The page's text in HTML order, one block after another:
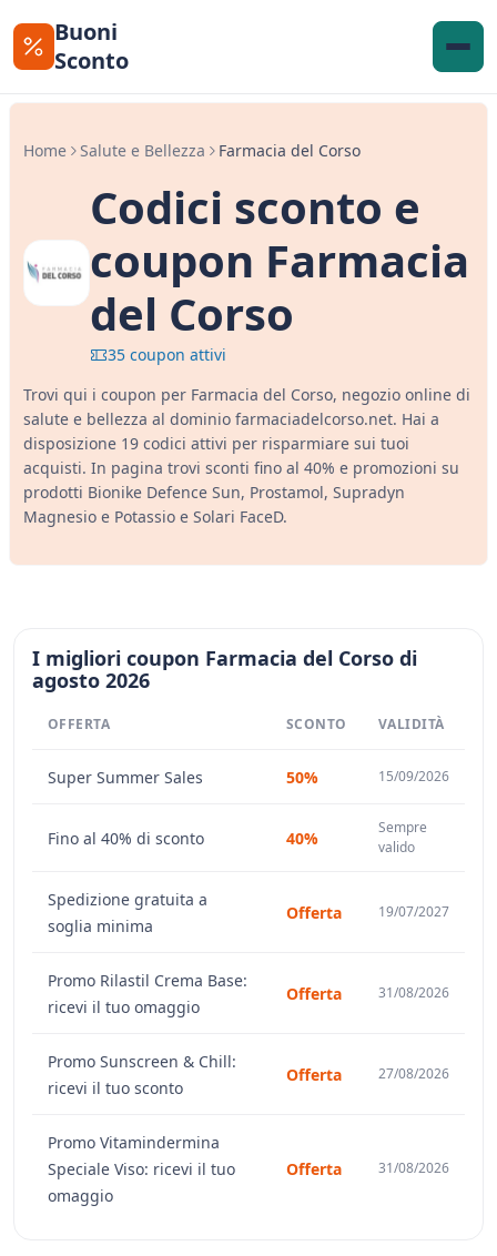
Buoni
Sconto
Home Salute e Bellezza Farmacia del Corso
Codici sconto e
coupon Farmacia
del Corso
35 coupon attivi
Trovi qui i coupon per Farmacia del Corso, negozio online di
salute e bellezza al dominio farmaciadelcorso.net. Hai a
disposizione 19 codici attivi per risparmiare sui tuoi
acquisti. In pagina trovi sconti fino al 40% e promozioni su
prodotti Bionike Defence Sun, Prostamol, Supradyn
Magnesio e Potassio e Solari FaceD.
I migliori coupon Farmacia del Corso di
agosto 2026
OFFERTA SCONTO VALIDITÀ
Super Summer Sales 50% 15/09/2026
Fino al 40% di sconto 40%
Sempre
valido
Spedizione gratuita a
soglia minima
Offerta 19/07/2027
Promo Rilastil Crema Base:
ricevi il tuo omaggio
Offerta 31/08/2026
Promo Sunscreen & Chill:
ricevi il tuo sconto
Offerta 27/08/2026
Promo Vitamindermina
Speciale Viso: ricevi il tuo
omaggio
Offerta 31/08/2026